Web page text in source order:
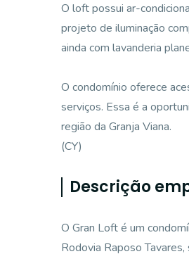
O loft possui ar-
projeto de iluminação
ainda com lavanderia
O condomínio oferece
serviços. Essa é a
região da Granja Viana.
(CY)
Descrição
O Gran Loft é um
Rodovia Raposo